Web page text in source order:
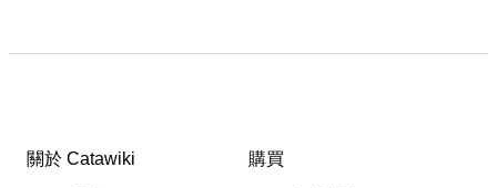
關於 Catawiki 購買